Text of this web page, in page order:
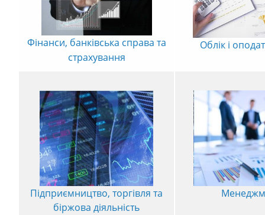
Фінанси, банківська справа та
страхування
Облік і
Підприємництво, торгівля та
біржова діяльність